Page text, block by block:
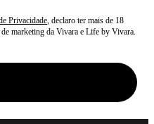
Privacidade, declaro ter mais de 18
marketing da Vivara e Life by Vivara.